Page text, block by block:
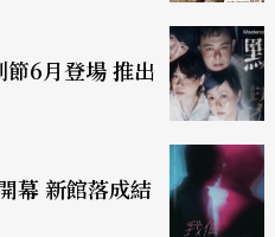
月登場 推出
成結